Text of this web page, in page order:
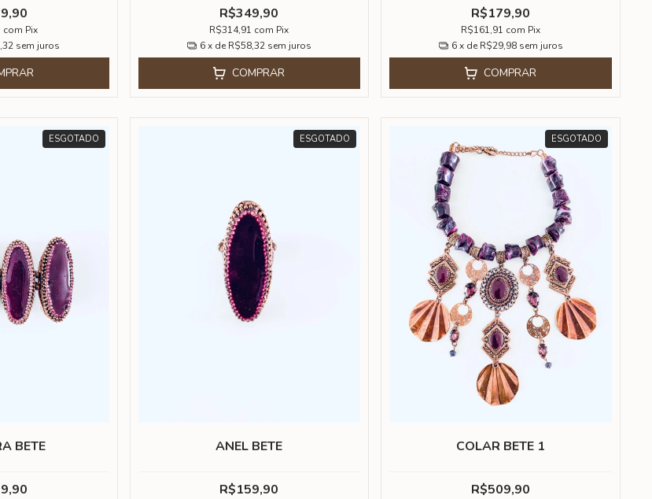
com Pix
sem juros
R$349,90
R$314,91 com Pix
6x de R$58,32 sem juros
COMPRAR
R$179,90
R$161,91 com Pix
6 x de R$29,98 sem juros
COMPRAR
ESGOTADO
BETE
ESGOTADO
ANEL BETE
R$159,90
ESGOTADO
COLAR BETE 1
R$509,90